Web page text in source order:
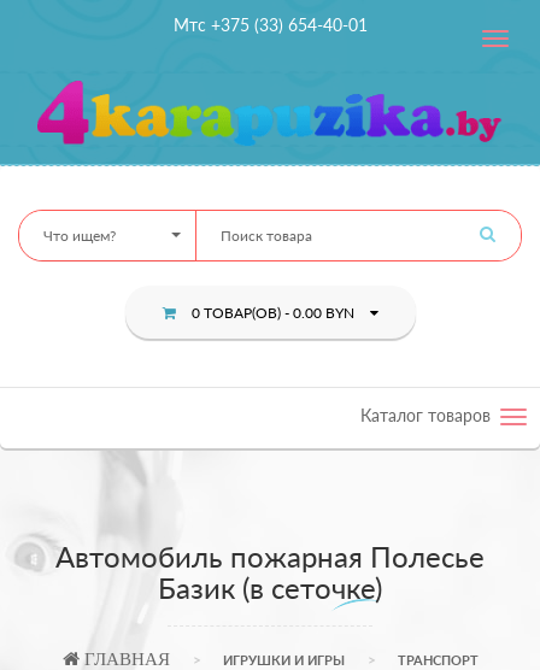
Мтс +375 (33) 654-40-01
Toggle
Что ищем?
0 ТОВАР(ОВ) - 0.00 BYN
Каталог товаров
Автомобиль пожарная Полесье
Базик (в сеточке)
ГЛАВНАЯ ИГРУШКИ И ИГРЫ
ТРАНСПОРТ